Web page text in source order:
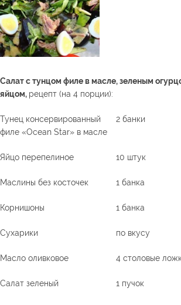
Салат с тунцом филе в масле, зеленым
яйцом, рецепт (на 4 порции):
Тунец консервированный
филе «Ocean Star» в масле
2 банки
Яйцо перепелиное 10 штук
Маслины без косточек 1 банка
Корнишоны 1 банка
Сухарики по вкусу
Масло оливковое 4 столовые
Салат зеленый 1 пучок